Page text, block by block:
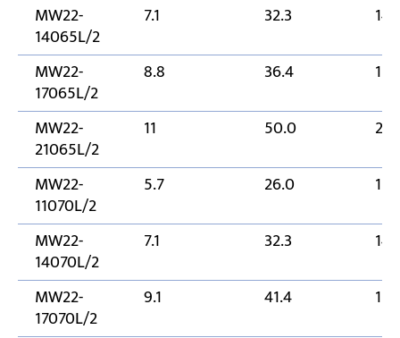
MW22-
14065L/2
7.1 32.3
MW22-
17065L/2
8.8 36.4
MW22-
21065L/2
11 50.0
MW22-
11070L/2
5.7 26.0
MW22-
14070L/2
7.1 32.3
MW22-
17070L/2
9.1 41.4